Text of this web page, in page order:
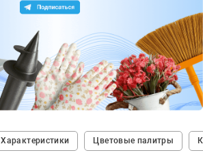
Характеристики Цветовые палитры